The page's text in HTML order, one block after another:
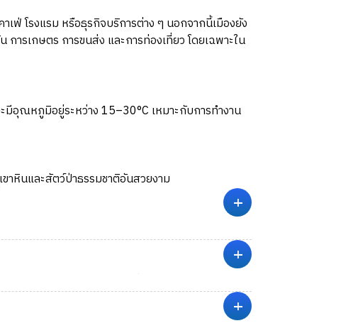
ฟ่ โรงแรม หรือธุรกิจบริการต่าง ๆ นอกจากนี้เมืองยัง
ารเกษตร การขนส่ง และการท่องเที่ยว โดยเฉพาะใน
อุณหภูมิอยู่ระหว่าง 15–30°C เหมาะกับการทำงาน
าหินและสัตว์ป่าธรรมชาติอันสวยงาม
+
+
+